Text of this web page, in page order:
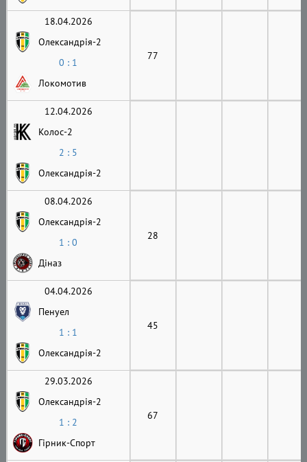
18.04.2026
Олександрія-2
0 : 1
Локомотив
77
12.04.2026
Колос-2
2 : 5
Олександрія-2
08.04.2026
Олександрія-2
1 : 0
Діназ
28
04.04.2026
Пенуел
1 : 1
Олександрія-2
45
29.03.2026
Олександрія-2
1 : 2
Гірник-Cпорт
67